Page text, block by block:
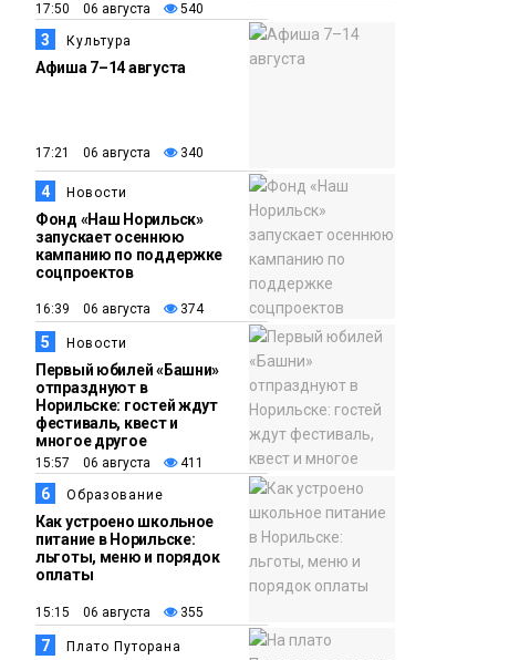
13:10
В Норильске лыжную
базу «Оль-Гуль»
12:25
Медиакомпании
Барнаул обошёл
Красноярск в
списке городов,
откуда приехали
норильчане
17:50 06 августа 540
3 Культура
Афиша 7–14 августа
17:21 06 августа 340
4 Новости
Фонд «Наш Норильск»
запускает осеннюю
кампанию по поддержке
соцпроектов
16:39 06 августа 374
5 Новости
Первый юбилей «Башни»
отпразднуют в
Норильске: гостей ждут
фестиваль, квест и
многое другое
15:57 06 августа 411
6 Образование
Как устроено школьное
питание в Норильске:
льготы, меню и порядок
оплаты
15:15 06 августа 355
7 Плато Путорана